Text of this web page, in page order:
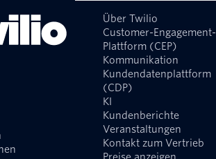
Über Twilio
Customer-Engagement-
Plattform (CEP)
Kommunikation
Kundendatenplattform
(CDP)
KI
Kundenberichte
Veranstaltungen
Kontakt zum Vertrieb